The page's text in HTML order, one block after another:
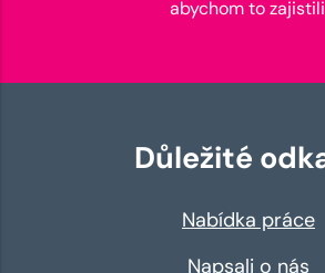
abychom to
Důležité
Nabídka práce
Napsali o nás